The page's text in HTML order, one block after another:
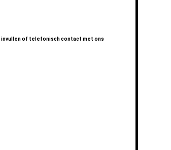
of telefonisch contact met ons